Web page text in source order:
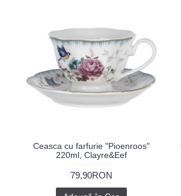
Ceasca cu farfurie "Pioenroos"
220ml, Clayre&Eef
79,90RON